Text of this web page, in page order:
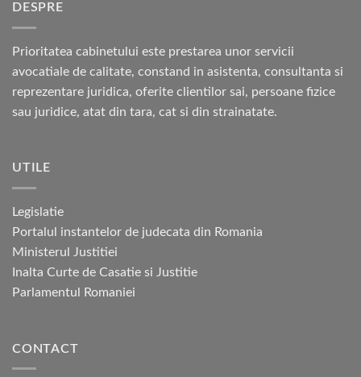
DESPRE
Prioritatea cabinetului este prestarea unor servicii
avocatiale de calitate, constand in asistenta, consultanta si
reprezentare juridica, oferite clientilor sai, persoane fizice
sau juridice, atat din tara, cat si din strainatate.
UTILE
Legislatie
Portalul instantelor de judecata din Romania
Ministerul Justitiei
Inalta Curte de Casatie si Justitie
Parlamentul Romaniei
CONTACT